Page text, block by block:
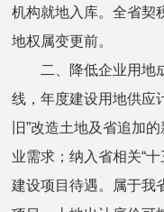
机构就地入库。全省契
地权属变更前。
二、降低企业用地成
线，年度建设用地供应
旧”改造土地及省追加
业需求；纳入省相关“
建设项目待遇。属于我